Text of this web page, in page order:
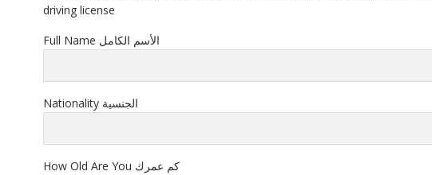
driving license
Full Name الأسم الكامل
Nationality الجنسية
How Old Are You كم عمرك